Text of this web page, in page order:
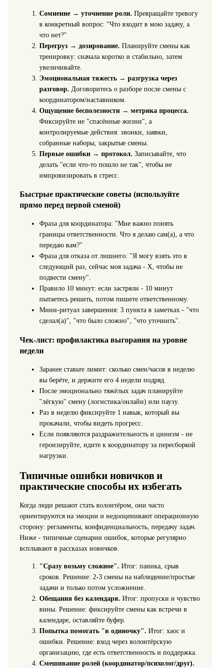
Сомнение → уточнение роли. Превращайте тревогу
в конкретный вопрос: "Что входит в мою задачу, а
что нет?"
Перегруз → дозирование. Планируйте смены как
тренировку: сначала коротко и стабильно, затем
увеличивайте.
Эмоциональная тяжесть → разгрузка через
разговор. Договоритесь о разборе после смены с
координатором/наставником.
Ощущение бесполезности → метрика процесса.
Фиксируйте не "спасённые жизни", а
контролируемые действия: звонки, заявки,
собранные наборы, закрытые смены.
Первые ошибки → протокол. Записывайте, что
делать "если что-то пошло не так", чтобы не
импровизировать в стресс.
Быстрые практические советы (используйте
прямо перед первой сменой)
Фраза для координатора: "Мне важно понять
границы ответственности. Что я делаю сам(а), а что
передаю вам?"
Фраза для отказа от лишнего: "Я могу взять это в
следующий раз, сейчас моя задача - X, чтобы не
подвести смену".
Правило 10 минут: если застряли - 10 минут
пытаетесь решить, потом пишете ответственному.
Мини-ритуал завершения: 3 пункта в заметках - "что
сделал(а)", "что было сложно", "что уточнить".
Чек-лист: профилактика выгорания на уровне
недели
Заранее ставьте лимит: сколько смен/часов в неделю
вы берёте, и держите его 4 недели подряд.
После эмоционально тяжёлых задач планируйте
"лёгкую" смену (логистика/онлайн) или паузу.
Раз в неделю фиксируйте 1 навык, который вы
прокачали, чтобы видеть прогресс.
Если появляются раздражительность и цинизм - не
героизируйте, идите к координатору за пересборкой
нагрузки.
Типичные ошибки новичков и
практические способы их избегать
Когда люди решают стать волонтёром, они часто
ориентируются на эмоции и недооценивают операционную
сторону: регламенты, конфиденциальность, передачу задач.
Ниже - типичные сценарии ошибок, которые регулярно
всплывают в рассказах новичков.
"Сразу возьму сложное". Итог: паника, срыв
сроков. Решение: 2-3 смены на наблюдение/простые
задачи и только потом усложнение.
Обещания без календаря. Итог: пропуски и чувство
вины. Решение: фиксируйте смены как встречи в
календаре, оставляйте буфер.
Попытка помогать "в одиночку". Итог: хаос и
ошибки. Решение: вход через волонтёрскую
организацию, где есть ответственность и поддержка.
Смешивание ролей (координатор/психолог/друг).